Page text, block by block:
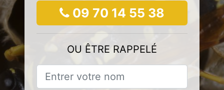
09 70 14 55 38
OU ÊTRE RAPPELÉ